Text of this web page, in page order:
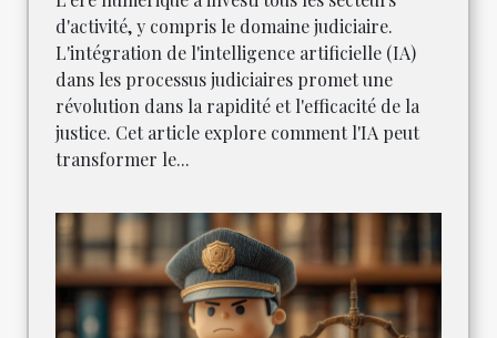
d'activité, y compris le domaine judiciaire.
L'intégration de l'intelligence artificielle (IA)
dans les processus judiciaires promet une
révolution dans la rapidité et l'efficacité de la
justice. Cet article explore comment l'IA peut
transformer le...